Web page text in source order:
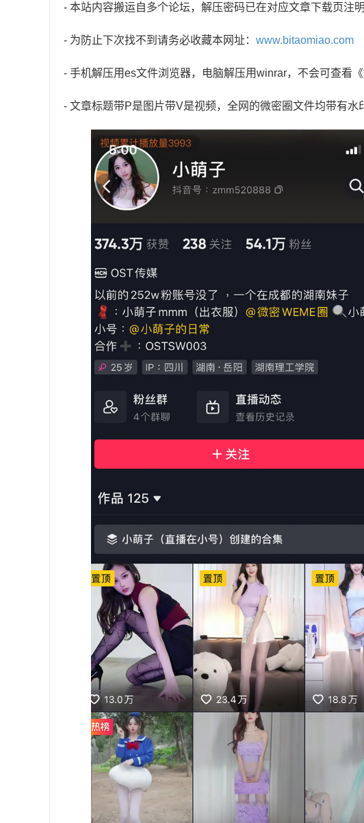
- 本站内容搬运自多个论坛，解压密码已在对应文章下载页注明
- 为防止下次找不到请务必收藏本网址： www.bitaomiao.com
- 手机解压用es文件浏览器，电脑解压用winrar，不会可查看《
- 文章标题带P是图片带V是视频，全网的微密圈文件均带有